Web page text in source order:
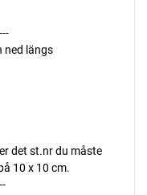
ned längs
det st.nr du måste
10 x 10 cm.